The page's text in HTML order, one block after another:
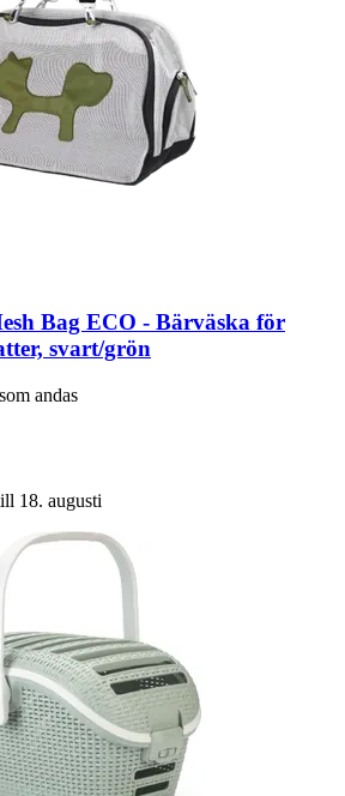
Bag ECO -​ Bärväska för
svart/grön
andas
18. augusti